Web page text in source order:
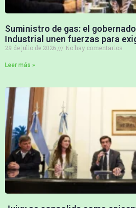
Suministro de gas: el
Industrial unen fuerzas para
29 de julio de 2026 No hay comentarios
Leer más »